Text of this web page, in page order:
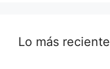
Lo más reciente